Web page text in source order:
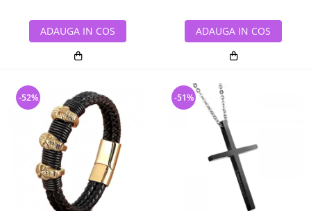
ADAUGA IN COS ADAUGA IN COS
-52% -51%